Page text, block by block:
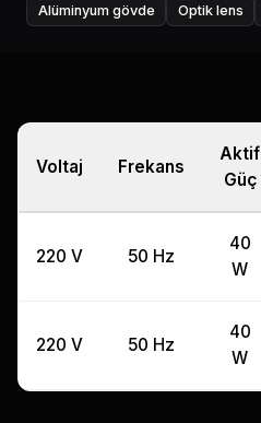
Alüminyum gövde Optik lens
Voltaj Frekans
Aktif
Güç
220 V 50 Hz
40
W
220 V 50 Hz
40
W